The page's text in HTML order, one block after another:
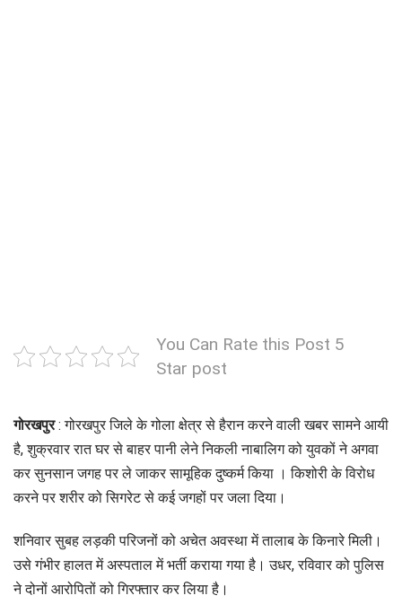
You Can Rate this Post 5
Star post
गोरखपुर: गोरखपुर जिले के गोला क्षेत्र से हैरान करने वाली खबर सामने आयी
है, शुक्रवार रात घर से बाहर पानी लेने निकली नाबालिग को युवकों ने अगवा
कर सुनसान जगह पर ले जाकर सामूहिक दुष्कर्म किया । किशोरी के विरोध
करने पर शरीर को सिगरेट से कई जगहों पर जला दिया।
शनिवार सुबह लड़की परिजनों को अचेत अवस्था में तालाब के किनारे मिली।
उसे गंभीर हालत में अस्पताल में भर्ती कराया गया है। उधर, रविवार को पुलिस
ने दोनों आरोपितों को गिरफ्तार कर लिया है।